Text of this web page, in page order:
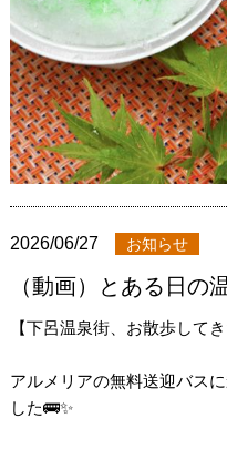
2026/06/27 お知らせ
（動画）とある日の
【下呂温泉街、お散歩して
アルメリアの無料送迎バス
した🚌✨